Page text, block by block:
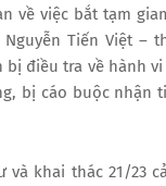
về việc bắt tạm
Tiến Việt –
bị điều tra về hành
bị cáo buộc nhận
và khai thác 21/23